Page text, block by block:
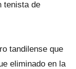
tenista de
tandilense que
eliminado en la